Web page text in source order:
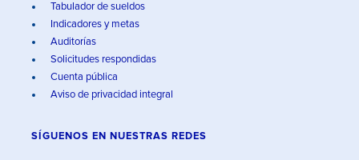
Tabulador de sueldos
Indicadores y metas
Auditorías
Solicitudes respondidas
Cuenta pública
Aviso de privacidad integral
SÍGUENOS EN NUESTRAS REDES